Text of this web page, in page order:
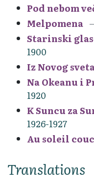
Pod nebom
Melpomena
Starinski
1900
Iz Novog
Na Okeanu i
1920
K Suncu za
1926-1927
Au soleil
Translations